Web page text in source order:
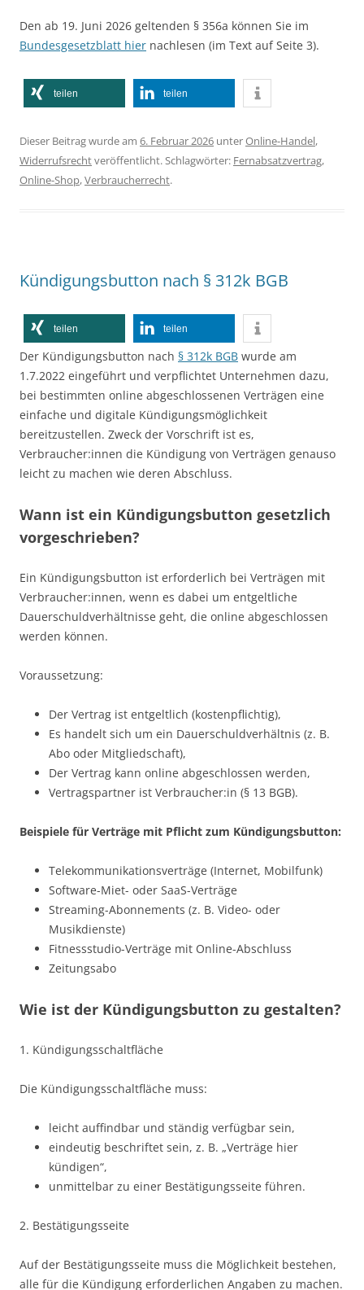
Den ab 19. Juni 2026 geltenden § 356a können Sie im
Bundesgesetzblatt hier nachlesen (im Text auf Seite 3).
teilen teilen
Dieser Beitrag wurde am 6. Februar 2026 unterOnline-Handel,
Widerrufsrechtveröffentlicht. Schlagwörter: Fernabsatzvertrag,
Online-Shop,Verbraucherrecht.
Kündigungsbutton nach § 312k BGB
teilen teilen
Der Kündigungsbutton nach § 312k BGB wurde am
1.7.2022 eingeführt und verpflichtet Unternehmen dazu,
bei bestimmten online abgeschlossenen Verträgen eine
einfache und digitale Kündigungsmöglichkeit
bereitzustellen. Zweck der Vorschrift ist es,
Verbraucher:innen die Kündigung von Verträgen genauso
leicht zu machen wie deren Abschluss.
Wann ist ein Kündigungsbutton gesetzlich
vorgeschrieben?
Ein Kündigungsbutton ist erforderlich bei Verträgen mit
Verbraucher:innen, wenn es dabei um entgeltliche
Dauerschuldverhältnisse geht, die online abgeschlossen
werden können.
Voraussetzung:
Der Vertrag ist entgeltlich (kostenpflichtig),
Es handelt sich um ein Dauerschuldverhältnis (z. B.
Abo oder Mitgliedschaft),
Der Vertrag kann online abgeschlossen werden,
Vertragspartner ist Verbraucher:in (§ 13 BGB).
Beispiele für Verträge mit Pflicht zum Kündigungsbutton:
Telekommunikationsverträge (Internet, Mobilfunk)
Software-Miet- oder SaaS-Verträge
Streaming-Abonnements (z. B. Video- oder
Musikdienste)
Fitnessstudio-Verträge mit Online-Abschluss
Zeitungsabo
Wie ist der Kündigungsbutton zu gestalten?
1. Kündigungsschaltfläche
Die Kündigungsschaltfläche muss:
leicht auffindbar und ständig verfügbar sein,
eindeutig beschriftet sein, z. B. „Verträge hier
kündigen“,
unmittelbar zu einer Bestätigungsseite führen.
2. Bestätigungsseite
Auf der Bestätigungsseite muss die Möglichkeit bestehen,
alle für die Kündigung erforderlichen Angaben zu machen.